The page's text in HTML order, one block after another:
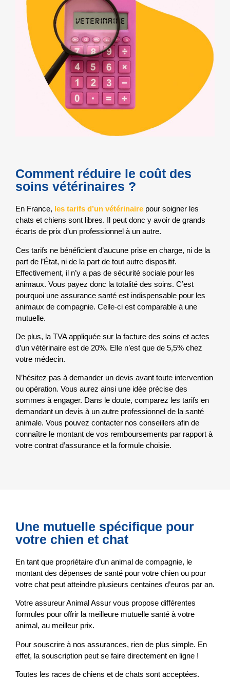
Comment réduire le coût des
soins vétérinaires ?
En France, les tarifs d’un vétérinaire pour soigner les
chats et chiens sont libres. Il peut donc y avoir de grands
écarts de prix d’un professionnel à un autre.
Ces tarifs ne bénéficient d’aucune prise en charge, ni de la
part de l’État, ni de la part de tout autre dispositif.
Effectivement, il n’y a pas de sécurité sociale pour les
animaux. Vous payez donc la totalité des soins. C’est
pourquoi une assurance santé est indispensable pour les
animaux de compagnie. Celle-ci est comparable à une
mutuelle.
De plus, la TVA appliquée sur la facture des soins et actes
d’un vétérinaire est de 20%. Elle n’est que de 5,5% chez
votre médecin.
N’hésitez pas à demander un devis avant toute intervention
ou opération. Vous aurez ainsi une idée précise des
sommes à engager. Dans le doute, comparez les tarifs en
demandant un devis à un autre professionnel de la santé
animale. Vous pouvez contacter nos conseillers afin de
connaître le montant de vos remboursements par rapport à
votre contrat d’assurance et la formule choisie.
Une mutuelle spécifique pour
votre chien et chat
En tant que propriétaire d’un animal de compagnie, le
montant des dépenses de santé pour votre chien ou pour
votre chat peut atteindre plusieurs centaines d’euros par an.
Votre assureur Animal Assur vous propose différentes
formules pour offrir la meilleure mutuelle santé à votre
animal, au meilleur prix.
Pour souscrire à nos assurances, rien de plus simple. En
effet, la souscription peut se faire directement en ligne !
Toutes les races de chiens et de chats sont acceptées.